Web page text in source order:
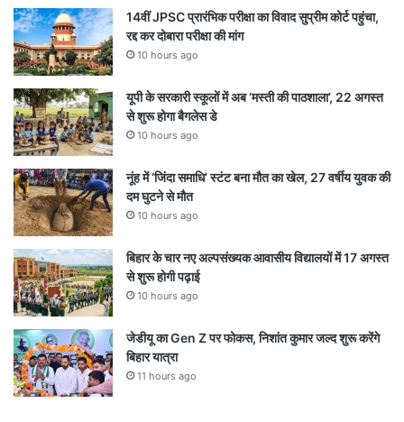
14वीं JPSC प्रारंभिक परीक्षा का विवाद सुप्रीम कोर्ट पहुंचा,
रद्द कर दोबारा परीक्षा की मांग
10 hours ago
यूपी के सरकारी स्कूलों में अब ‘मस्ती की पाठशाला’, 22 अगस्त
से शुरू होगा बैगलेस डे
10 hours ago
नूंह में ‘जिंदा समाधि’ स्टंट बना मौत का खेल, 27 वर्षीय युवक की
दम घुटने से मौत
10 hours ago
बिहार के चार नए अल्पसंख्यक आवासीय विद्यालयों में 17 अगस्त
से शुरू होगी पढ़ाई
10 hours ago
जेडीयू का Gen Z पर फोकस, निशांत कुमार जल्द शुरू करेंगे
बिहार यात्रा
11 hours ago